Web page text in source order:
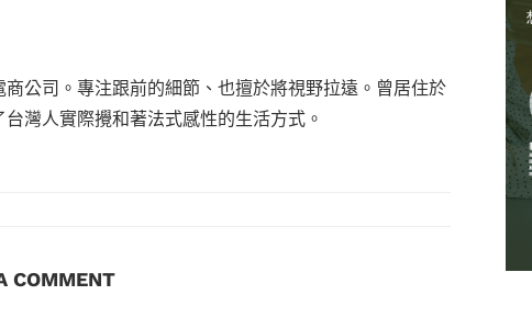
公司。專注跟前的細節、也擅於將視野拉遠。曾居住於
灣人實際攪和著法式感性的生活方式。
COMMENT